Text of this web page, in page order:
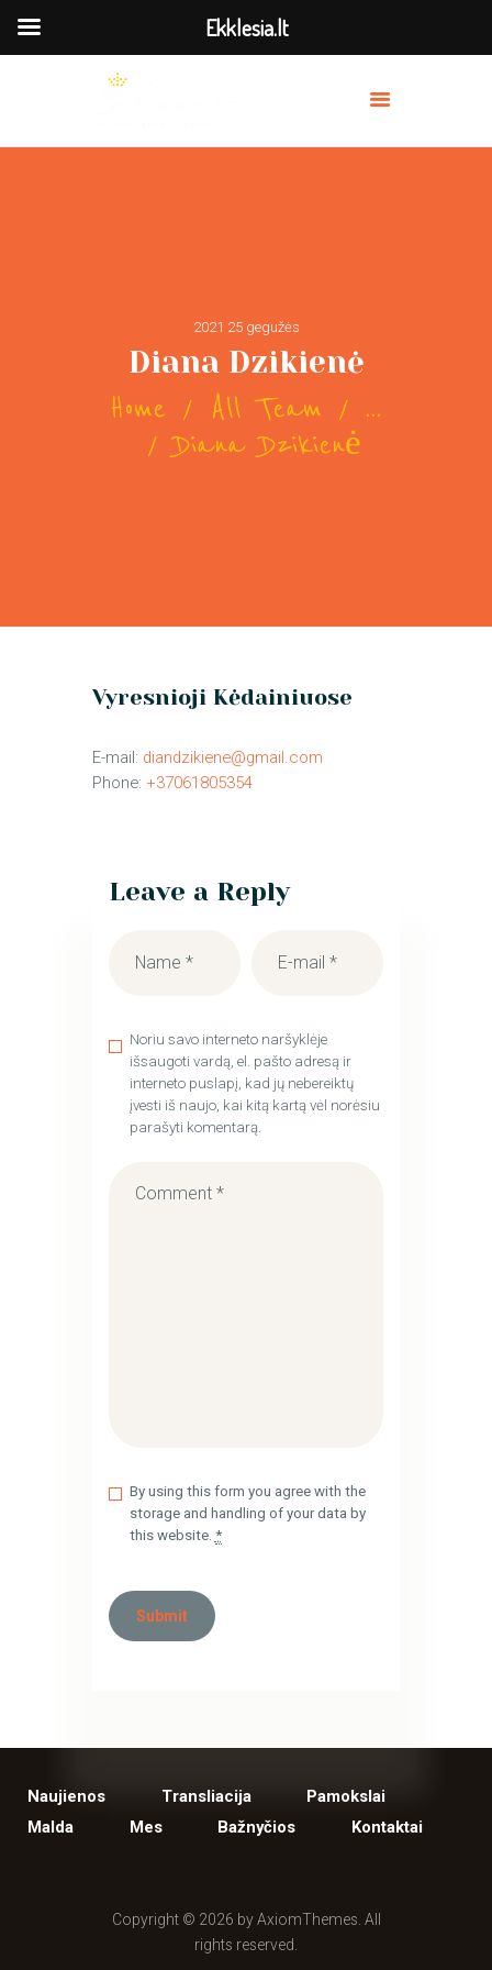
2021 25 gegužės
Diana Dzikienė
Home
All Team
...
Diana Dzikienė
Vyresnioji Kėdainiuose
E-mail: diandzikiene@gmail.com
Phone: +37061805354
Leave a Reply
Noriu savo interneto naršyklėje
išsaugoti vardą, el. pašto adresą ir
interneto puslapį, kad jų nebereiktų
įvesti iš naujo, kai kitą kartą vėl norėsiu
parašyti komentarą.
By using this form you agree with the
storage and handling of your data by
this website. *
Naujienos Transliacija
Pamokslai
Malda
Mes Bažnyčios Kontaktai
Copyright © 2026 by AxiomThemes. All
rights reserved.
Ekklesia.lt